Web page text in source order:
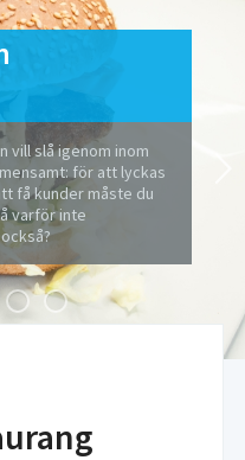
vill slå igenom inom
för att lyckas
få kunder måste du
varför inte